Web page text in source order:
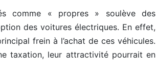
comme « propres » soulève des
des voitures électriques. En effet,
frein à l’achat de ces véhicules.
taxation, leur attractivité pourrait en